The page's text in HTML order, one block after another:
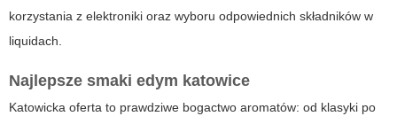
korzystania z elektroniki oraz wyboru odpowiednich składników w
liquidach.
Najlepsze smaki edym katowice
Katowicka oferta to prawdziwe bogactwo aromatów: od klasyki po